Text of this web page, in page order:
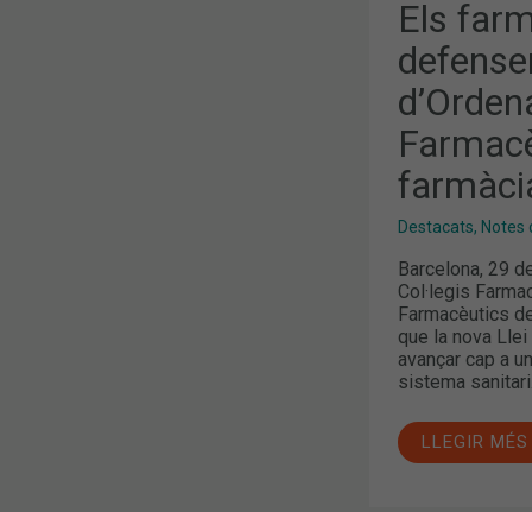
Els
Destacats, Notes
Barcelona, 29
Col·legis
Farmacèutics
que la nova
avançar cap a
sistema
LLEGIR MÉS